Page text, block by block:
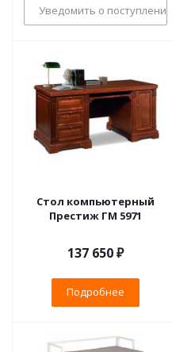
Уведомить о поступлении
Стол компьютерный
Престиж ГМ 5971
137 650 ₽
Подробнее